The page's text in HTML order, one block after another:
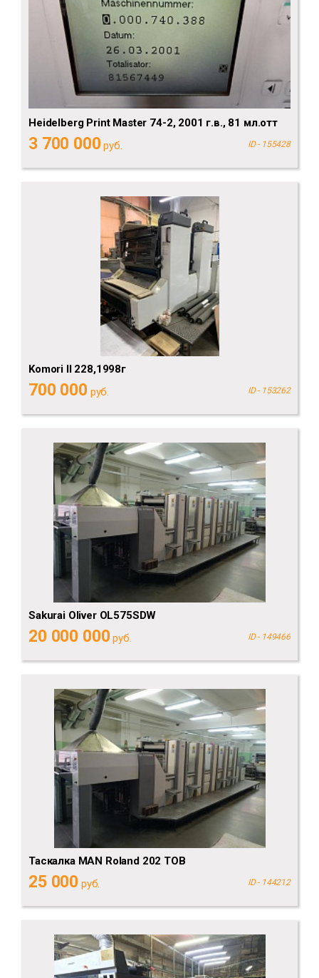
Heidelberg Рrint Мaster 74-2, 2001 г.в., 81 мл.отт
3 700 000 руб. ID - 155428
Komori II 228,1998г
700 000 руб. ID - 153262
Sakurai Oliver OL575SDW
20 000 000 руб. ID - 149466
Таскалка MAN Roland 202 TOB
25 000 руб. ID - 144212